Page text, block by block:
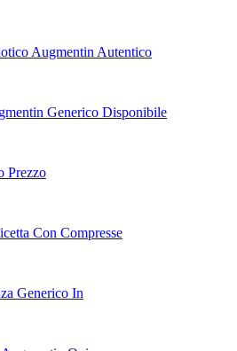
Augmentin Autentico
Generico Disponibile
Prezzo
Con Compresse
Generico In